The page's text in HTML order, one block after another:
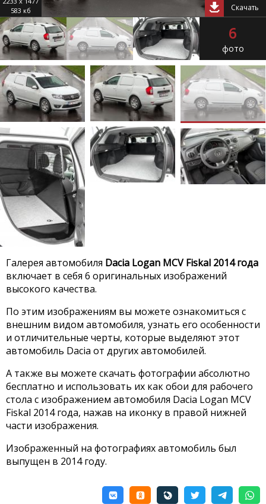
583 кб
Скачать
6
фото
Галерея автомобиля Dacia Logan MCV Fiskal 2014 года
включает в себя 6 оригинальных изображений
высокого качества.
По этим изображениям вы можете ознакомиться с
внешним видом автомобиля, узнать его особенности
и отличительные черты, которые выделяют этот
автомобиль Dacia от других автомобилей.
А также вы можете скачать фотографии абсолютно
бесплатно и использовать их как обои для рабочего
стола с изображением автомобиля Dacia Logan MCV
Fiskal 2014 года, нажав на иконку в правой нижней
части изображения.
Изображенный на фотографиях автомобиль был
выпущен в 2014 году.